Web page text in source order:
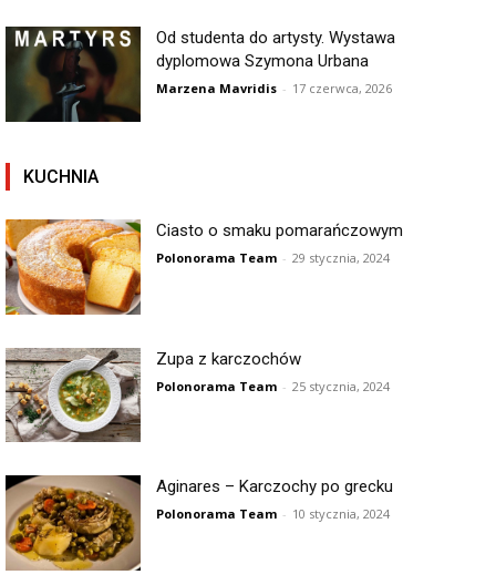
Od studenta do artysty. Wystawa
dyplomowa Szymona Urbana
Marzena Mavridis - 17 czerwca, 2026
KUCHNIA
Ciasto o smaku pomarańczowym
Polonorama Team - 29 stycznia, 2024
Zupa z karczochów
Polonorama Team - 25 stycznia, 2024
Aginares – Karczochy po grecku
Polonorama Team - 10 stycznia, 2024